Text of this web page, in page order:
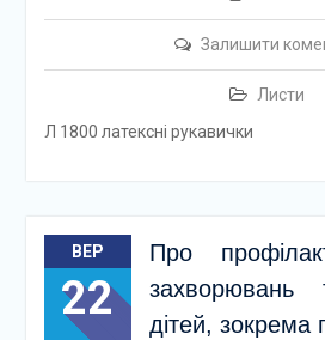
Залишити
Листи
Л 1800 латексні рукавички
ВЕР
22
Про
захворювань
дітей, зокрема